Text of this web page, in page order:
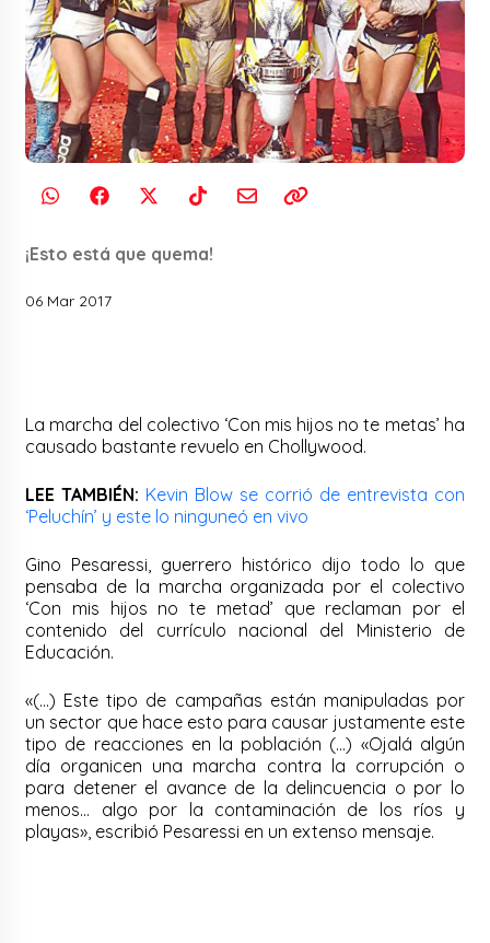
¡Esto está que quema!
06 Mar 2017
La marcha del colectivo ‘Con mis hijos no te metas’ ha
causado bastante revuelo en Chollywood.
LEE TAMBIÉN: Kevin Blow se corrió de entrevista con
‘Peluchín’ y este lo ninguneó en vivo
Gino Pesaressi, guerrero histórico dijo todo lo que
pensaba de la marcha organizada por el colectivo
‘Con mis hijos no te metad’ que reclaman por el
contenido del currículo nacional del Ministerio de
Educación.
«(…) Este tipo de campañas están manipuladas por
un sector que hace esto para causar justamente este
tipo de reacciones en la población (…) «Ojalá algún
día organicen una marcha contra la corrupción o
para detener el avance de la delincuencia o por lo
menos… algo por la contaminación de los ríos y
playas», escribió Pesaressi en un extenso mensaje.